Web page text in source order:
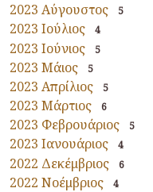
2023 Αύγουστος 5
2023 Ιούλιος 4
2023 Ιούνιος 5
2023 Μάιος 5
2023 Απρίλιος 5
2023 Μάρτιος 6
2023 Φεβρουάριος 5
2023 Ιανουάριος 4
2022 Δεκέμβριος 6
2022 Νοέμβριος 4